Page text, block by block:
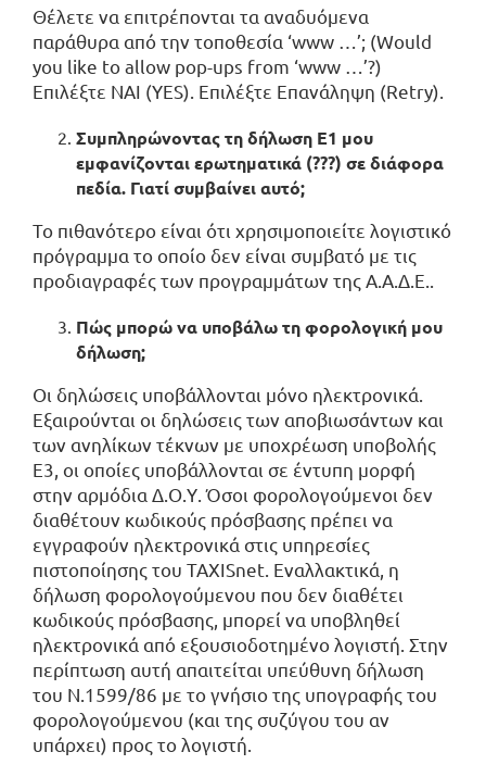
Θέλετε να επιτρέπονται τα αναδυόμενα
παράθυρα από την τοποθεσία ‘www …’; (Would
you like to allow pop-ups from ‘www …’?)
Επιλέξτε ΝΑΙ (YES). Επιλέξτε Επανάληψη (Retry).
Συμπληρώνοντας τη δήλωση Ε1 μου
εμφανίζονται ερωτηματικά (???) σε διάφορα
πεδία. Γιατί συμβαίνει αυτό;
Το πιθανότερο είναι ότι χρησιμοποιείτε λογιστικό
πρόγραμμα το οποίο δεν είναι συμβατό με τις
προδιαγραφές των προγραμμάτων της Α.Α.Δ.Ε..
Πώς μπορώ να υποβάλω τη φορολογική μου
δήλωση;
Οι δηλώσεις υποβάλλονται μόνο ηλεκτρονικά.
Εξαιρούνται οι δηλώσεις των αποβιωσάντων και
των ανηλίκων τέκνων με υποχρέωση υποβολής
Ε3, οι οποίες υποβάλλονται σε έντυπη μορφή
στην αρμόδια Δ.Ο.Υ. Όσοι φορολογούμενοι δεν
διαθέτουν κωδικούς πρόσβασης πρέπει να
εγγραφούν ηλεκτρονικά στις υπηρεσίες
πιστοποίησης του TAXISnet. Εναλλακτικά, η
δήλωση φορολογούμενου που δεν διαθέτει
κωδικούς πρόσβασης, μπορεί να υποβληθεί
ηλεκτρονικά από εξουσιοδοτημένο λογιστή. Στην
περίπτωση αυτή απαιτείται υπεύθυνη δήλωση
του Ν.1599/86 με το γνήσιο της υπογραφής του
φορολογούμενου (και της συζύγου του αν
υπάρχει) προς το λογιστή.